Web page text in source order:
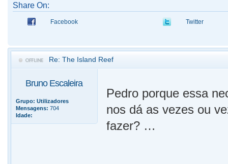
Share On:
Facebook Twitter
Re: The Island Reef
Bruno Escaleira
Grupo: Utilizadores
Mensagens: 704
Idade:
Pedro porque essa
nos dá as vezes ou
fazer? …